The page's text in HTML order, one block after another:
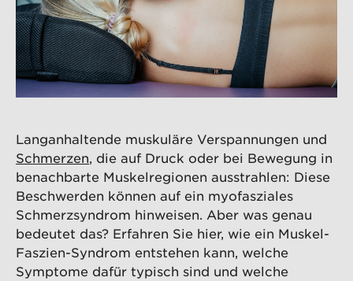
Langanhaltende muskuläre Verspannungen und
Schmerzen, die auf Druck oder bei Bewegung in
benachbarte Muskelregionen ausstrahlen: Diese
Beschwerden können auf ein myofasziales
Schmerzsyndrom hinweisen. Aber was genau
bedeutet das? Erfahren Sie hier, wie ein Muskel-
Faszien-Syndrom entstehen kann, welche
Symptome dafür typisch sind und welche